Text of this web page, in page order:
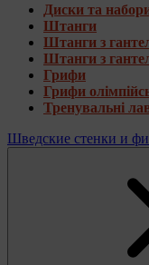
Диски та
Штанги
Штанги з
Штанги з
Грифи
Грифи
Тренувальні
Шведские стенки и